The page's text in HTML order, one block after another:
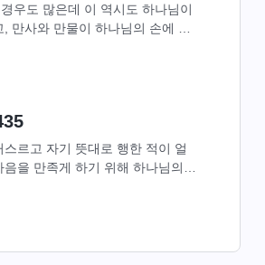
우도 많은데 이 역시도 하나님이
만사와 만물이 하나님의 손에 있
르고 자기 뜻대로 행한 적이 얼
을 만족게 하기 위해 하나님의